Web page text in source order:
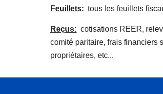
Feuillets: tous les feuillets
Reçus: cotisations REER,
comité paritaire, frais financiers
propriétaires, etc...